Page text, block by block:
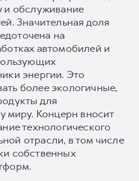
и обслуживание
Значительная доля
на
автомобилей и
энергии. Это
более экологичные,
для
миру. Концерн вносит
технологического
отрасли, в том числе
собственных